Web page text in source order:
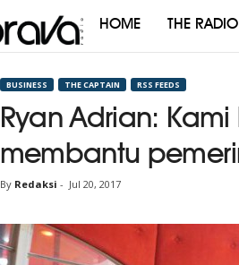
Brava
HOME THE RADIO
BUSINESS THE CAPTAIN RSS FEEDS
Ryan Adrian:
membantu
By Redaksi - Jul 20, 2017